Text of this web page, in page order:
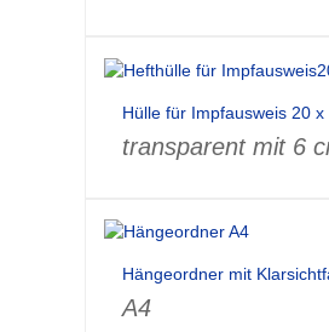
Hülle für Impfausweis 20 x
transparent mit 6
Hängeordner mit
A4